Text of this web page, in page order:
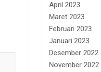
April 2023
Maret 2023
Februari 2023
Januari 2023
Desember 2022
November 2022